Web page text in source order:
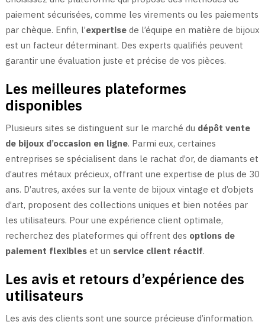
paiement sécurisées, comme les virements ou les paiements
par chèque. Enfin, l’expertisede l’équipe en matière de bijoux
est un facteur déterminant. Des experts qualifiés peuvent
garantir une évaluation juste et précise de vos pièces.
Les meilleures plateformes
disponibles
Plusieurs sites se distinguent sur le marché du dépôt vente
de bijoux d’occasion en ligne. Parmi eux, certaines
entreprises se spécialisent dans le rachat d’or, de diamants et
d’autres métaux précieux, offrant une expertise de plus de 30
ans. D’autres, axées sur la vente de bijoux vintage et d’objets
d’art, proposent des collections uniques et bien notées par
les utilisateurs. Pour une expérience client optimale,
recherchez des plateformes qui offrent des options de
paiement flexibleset un service client réactif.
Les avis et retours d’expérience des
utilisateurs
Les avis des clients sont une source précieuse d’information.